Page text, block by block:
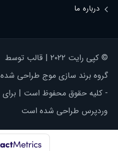
درباره ما
© کپی رایت ۲۰۲۲ | قالب توسط
گروه برند سازی موج طراحی شده
- کلیه حقوق محفوظ است | برای
وردپرس طراحی شده است